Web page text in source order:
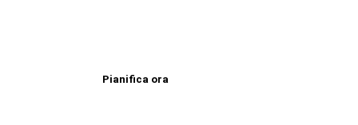
Pianifica ora